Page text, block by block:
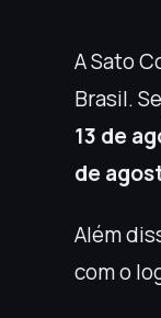
A Sato
Brasil.
13 de
de
Além
com o